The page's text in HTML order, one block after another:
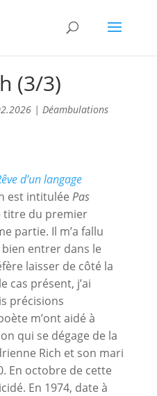
(3/3)
| Déambulations
d’un langage
est intitulée Pas
titre du premier
partie. Il m’a fallu
entrer dans le
laisser de côté la
cas présent, j’ai
précisions
m’ont aidé à
qui se dégage de la
Rich et son mari
En octobre de cette
En 1974, date à